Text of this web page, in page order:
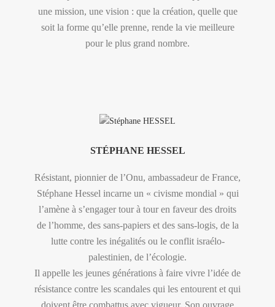
une mission, une vision : que la création, quelle que
soit la forme qu’elle prenne, rende la vie meilleure
pour le plus grand nombre.
STÉPHANE HESSEL
Résistant, pionnier de l’Onu, ambassadeur de France,
Stéphane Hessel incarne un « civisme mondial » qui
l’amène à s’engager tour à tour en faveur des droits
de l’homme, des sans-papiers et des sans-logis, de la
lutte contre les inégalités ou le conflit israélo-
palestinien, de l’écologie.
Il appelle les jeunes générations à faire vivre l’idée de
résistance contre les scandales qui les entourent et qui
doivent être combattus avec vigueur. Son ouvrage